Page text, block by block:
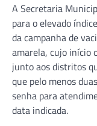
A Secretaria
para o elevado
da campanha de
amarela, cujo início
junto aos distritos
que pelo menos
senha para
data indicada.